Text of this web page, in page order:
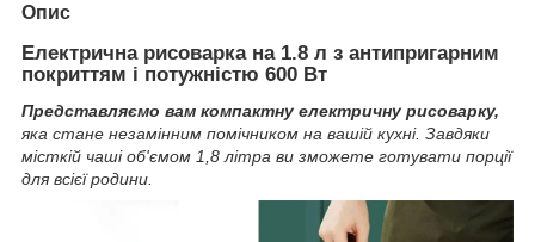
Опис
Електрична рисоварка на 1.8 л з антипригарним
покриттям і потужністю 600 Вт
Представляємо вам компактну електричну рисоварку,
яка стане незамінним помічником на вашій кухні. Завдяки
місткій чаші об'ємом 1,8 літра ви зможете готувати порції
для всієї родини.